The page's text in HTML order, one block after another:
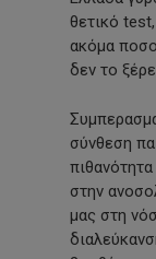
θετικό
ακόμα
δεν το
σύνθεση
στην
μας στη